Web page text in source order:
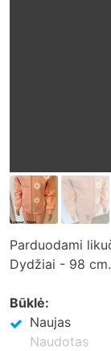
Parduodami
Dydžiai - 98 cm.
Būklė:
Naujas
Naudotas